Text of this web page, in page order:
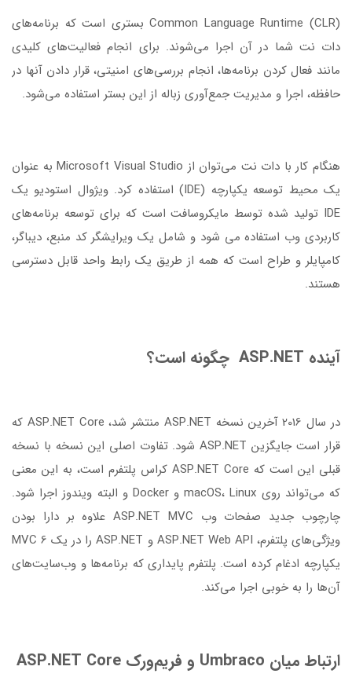
Common Language Runtime (CLR) بستری است که برنامه‌های
دات نت شما در آن اجرا می‌شوند. برای انجام فعالیت‌های کلیدی
مانند فعال کردن برنامه‌ها، انجام بررسی‌های امنیتی، قرار دادن آنها در
حافظه، اجرا و مدیریت جمع‌آوری زباله از این بستر استفاده می‌شود.
هنگام کار با دات نت می‌توان از Microsoft Visual Studio به عنوان
یک محیط توسعه یکپارچه (IDE) استفاده کرد. ویژوال استودیو یک
IDE تولید شده توسط مایکروسافت است که برای توسعه برنامه‌های
کاربردی وب استفاده می شود و شامل یک ویرایشگر کد منبع، دیباگر،
کامپایلر و طراح است که همه از طریق یک رابط واحد قابل دسترسی
هستند.
آینده ASP.NET چگونه است؟
در سال 2016 آخرین نسخه ASP.NET منتشر شد، ASP.NET Core که
قرار است جایگزین ASP.NET شود. تفاوت اصلی این نسخه با نسخه
قبلی این است که ASP.NET Core کراس پلتفرم است، به این معنی
که می‌تواند روی macOS، Linux و Docker و البته ویندوز اجرا شود.
چارچوب جدید صفحات وب ASP.NET MVC علاوه بر دارا بودن
ویژگی‌های پلتفرم، ASP.NET Web API و ASP.NET را در یک MVC 6
یکپارچه ادغام کرده است. پلتفرم پایداری که برنامه‌ها و وب‌سایت‌های
آن‌ها را به خوبی اجرا می‌کند.
ارتباط میان Umbraco و فریم‌ورک ASP.NET Core